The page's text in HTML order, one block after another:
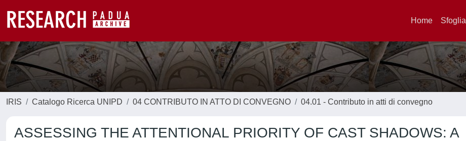
Home Sfoglia
IRIS Catalogo Ricerca UNIPD 04 CONTRIBUTO IN ATTO DI CONVEGNO 04.01 - Contributo in atti di convegno
ASSESSING THE ATTENTIONAL PRIORITY OF CAST SHADOWS: A